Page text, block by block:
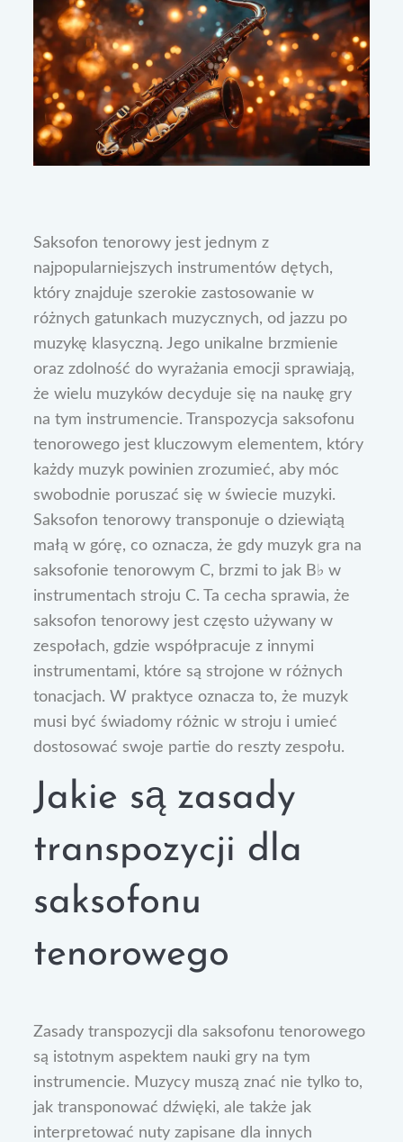
Saksofon tenorowy jest jednym z
najpopularniejszych instrumentów dętych,
który znajduje szerokie zastosowanie w
różnych gatunkach muzycznych, od jazzu po
muzykę klasyczną. Jego unikalne brzmienie
oraz zdolność do wyrażania emocji sprawiają,
że wielu muzyków decyduje się na naukę gry
na tym instrumencie. Transpozycja saksofonu
tenorowego jest kluczowym elementem, który
każdy muzyk powinien zrozumieć, aby móc
swobodnie poruszać się w świecie muzyki.
Saksofon tenorowy transponuje o dziewiątą
małą w górę, co oznacza, że gdy muzyk gra na
saksofonie tenorowym C, brzmi to jak B♭ w
instrumentach stroju C. Ta cecha sprawia, że
saksofon tenorowy jest często używany w
zespołach, gdzie współpracuje z innymi
instrumentami, które są strojone w różnych
tonacjach. W praktyce oznacza to, że muzyk
musi być świadomy różnic w stroju i umieć
dostosować swoje partie do reszty zespołu.
Jakie są zasady
transpozycji dla
saksofonu
tenorowego
Zasady transpozycji dla saksofonu tenorowego
są istotnym aspektem nauki gry na tym
instrumencie. Muzycy muszą znać nie tylko to,
jak transponować dźwięki, ale także jak
interpretować nuty zapisane dla innych